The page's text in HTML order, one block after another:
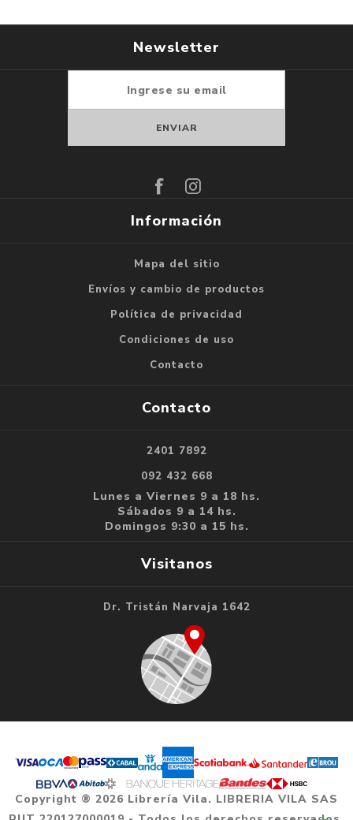
Newsletter
Información
Mapa del sitio
Envíos y cambio de productos
Política de privacidad
Condiciones de uso
Contacto
Contacto
2401 7892
092 432 668
Lunes a Viernes 9 a 18 hs.
Sábados 9 a 14 hs.
Domingos 9:30 a 15 hs.
Visitanos
Dr. Tristán Narvaja 1642
Copyright ® 2026 Librería Vila. LIBRERIA VILA SAS